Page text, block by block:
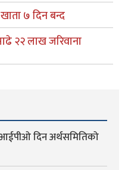
७ दिन बन्द
२२ लाख जरिवाना
दिन अर्थसमितिको